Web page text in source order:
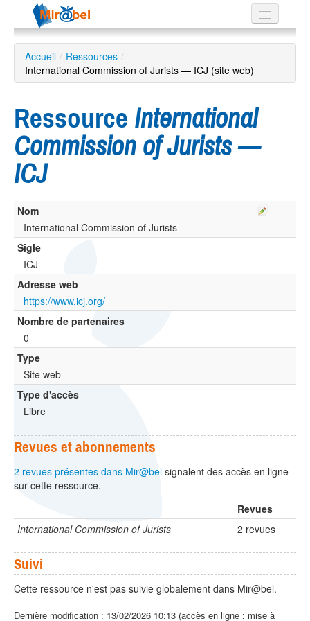
Le réseau
Soutien
Recherche
avancée
ES
?
Accueil / Ressources /
International Commission of Jurists — ICJ (site web)
Ressource International
Commission of Jurists —
ICJ
Nom
International Commission of Jurists
Sigle
ICJ
Adresse web
https://www.icj.org/
Nombre de partenaires
0
Type
Site web
Type d'accès
Libre
Revues et abonnements
2 revues présentes dans Mir@bel signalent des accès en ligne
sur cette ressource.
Revues
International Commission of Jurists
2 revues
Suivi
Cette ressource n'est pas suivie globalement dans Mir@bel.
Dernière modification : 13/02/2026 10:13 (accès en ligne : mise à